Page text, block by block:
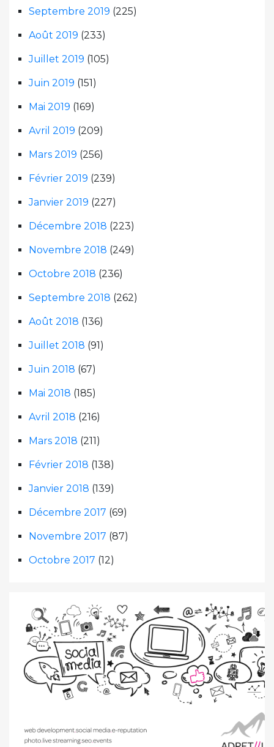
Septembre 2019 (225)
Août 2019 (233)
Juillet 2019 (105)
Juin 2019 (151)
Mai 2019 (169)
Avril 2019 (209)
Mars 2019 (256)
Février 2019 (239)
Janvier 2019 (227)
Décembre 2018 (223)
Novembre 2018 (249)
Octobre 2018 (236)
Septembre 2018 (262)
Août 2018 (136)
Juillet 2018 (91)
Juin 2018 (67)
Mai 2018 (185)
Avril 2018 (216)
Mars 2018 (211)
Février 2018 (138)
Janvier 2018 (139)
Décembre 2017 (69)
Novembre 2017 (87)
Octobre 2017 (12)